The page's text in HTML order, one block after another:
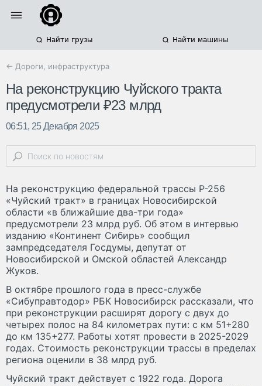
Найти грузы Найти машины
← Дороги, инфраструктура
На реконструкцию Чуйского тракта
предусмотрели ₽23 млрд
06:51, 25 Декабря 2025
На реконструкцию федеральной трассы Р-256
«Чуйский тракт» в границах Новосибирской
области «в ближайшие два-три года»
предусмотрели 23 млрд руб. Об этом в интервью
изданию «Континент Сибирь» сообщил
зампредседателя Госдумы, депутат от
Новосибирской и Омской областей Александр
Жуков.
В октябре прошлого года в пресс-службе
«Сибуправтодор» РБК Новосибирск рассказали, что
при реконструкции расширят дорогу с двух до
четырех полос на 84 километрах пути: с км 51+280
до км 135+277. Работы хотят провести в 2025-2029
годах. Стоимость реконструкции трассы в пределах
региона оценили в 38 млрд руб.
Чуйский тракт действует с 1922 года. Дорога